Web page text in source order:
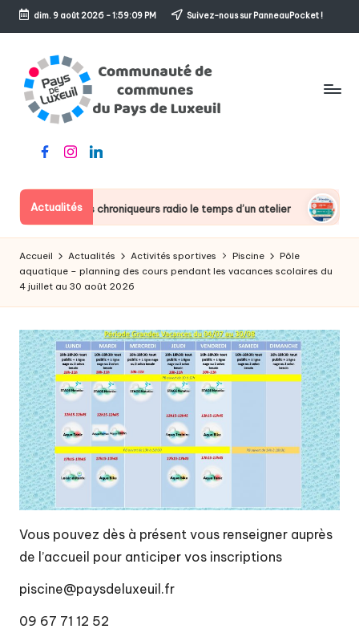
Skip
content
dim. 9 août 2026-1:59:09 PM Suivez-nous sur PanneauPocket !
m
m
u
n
a
u
t
é
d
e
c
o
m
m
u
n
sens
l'accueil
FacebookInstagramLinkedin
Actualités
deviennent des chroniqueurs radio le temps d’un atelier
Accueil Actualités Activités sportives Piscine
Pôle
aquatique – planning des cours pendant les vacances scolaires du
4 juillet au 30 août 2026
Vous pouvez dès à présent vous renseigner auprès
de l’accueil pour anticiper vos inscriptions
piscine@paysdeluxeuil.fr
09 67 71 12 52